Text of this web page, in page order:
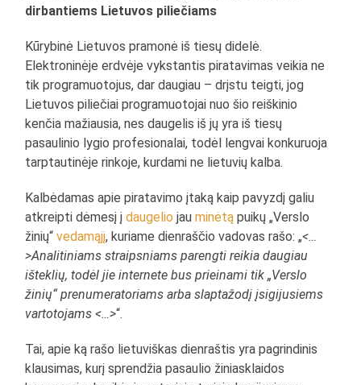
dirbantiems Lietuvos piliečiams
Kūrybinė Lietuvos pramonė iš tiesų didelė.
Elektroninėje erdvėje vykstantis piratavimas veikia ne
tik programuotojus, dar daugiau – drįstu teigti, jog
Lietuvos piliečiai programuotojai nuo šio reiškinio
kenčia mažiausia, nes daugelis iš jų yra iš tiesų
pasaulinio lygio profesionalai, todėl lengvai konkuruoja
tarptautinėje rinkoje, kurdami ne lietuvių kalba.
Kalbėdamas apie piratavimo įtaką kaip pavyzdį galiu
atkreipti dėmesį įdaugelio jauminėtą puikų „Verslo
žinių“vedamąjį, kuriame dienraščio vadovas rašo: „<…
>Analitiniams straipsniams parengti reikia daugiau
išteklių, todėl jie internete bus prieinami tik „Verslo
žinių“ prenumeratoriams arba slaptažodį įsigijusiems
vartotojams <…>“.
Tai, apie ką rašo lietuviškas dienraštis yra pagrindinis
klausimas, kurį sprendžia pasaulio žiniasklaidos